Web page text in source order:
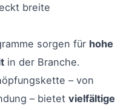
breite
sorgen für hohe
in der Branche.
– von
– bietet vielfältige